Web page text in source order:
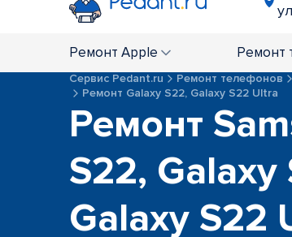
Ремонт Apple Ремонт
Сервис Pedant.ru Ремонт телефонов
Ремонт Galaxy S22, Galaxy S22 Ultra
Ремонт
S22, Galaxy
Galaxy S22